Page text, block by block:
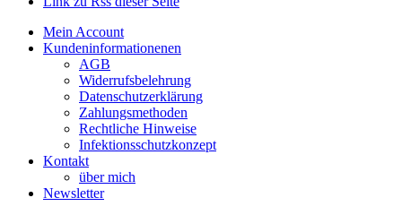
Mein Account
Kundeninformationenen
AGB
Widerrufsbelehrung
Datenschutzerklärung
Zahlungsmethoden
Rechtliche Hinweise
Infektionsschutzkonzept
Kontakt
über mich
Newsletter